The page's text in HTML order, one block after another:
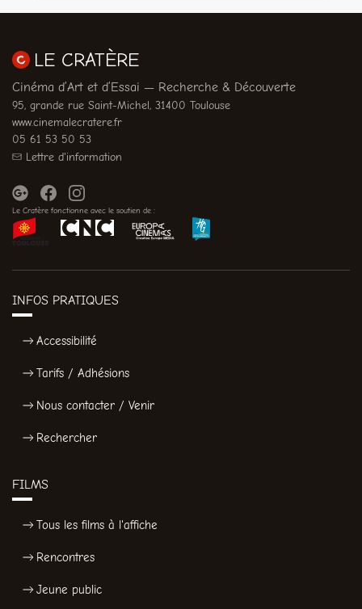
LE CRATÈRE
Cinéma d’Art et d’Essai — Recherche & Découverte
95, grande rue Saint-Michel, 31400 Toulouse
www.cinemalecratere.fr
05 61 53 50 53
Lettre d'information
Le Cratère fonctionne avec le soutien de :
INFOS PRATIQUES
Accessibilité
Tarifs / Adhésions
Nous contacter / Venir
Rechercher
FILMS
Tous les films à l'affiche
Rencontres
Jeune public